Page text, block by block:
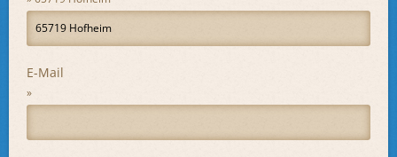
E-Mail